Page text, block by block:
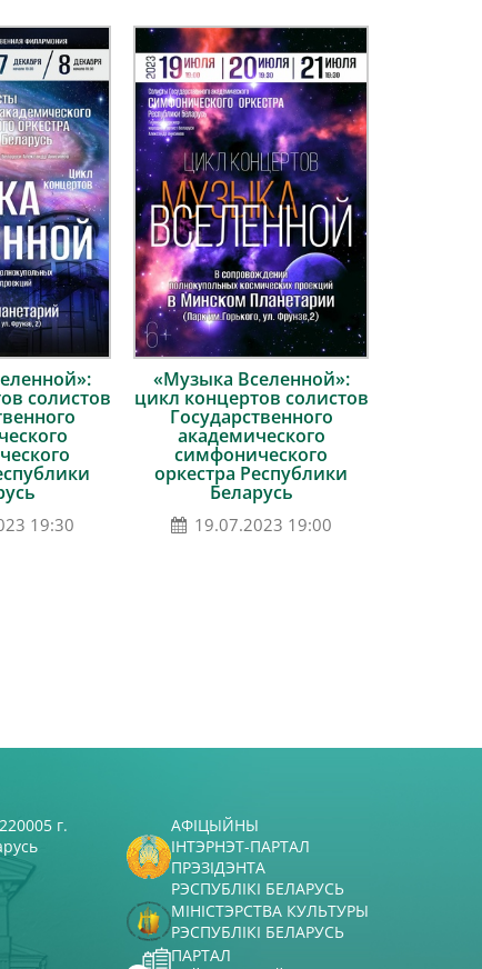
солистов
19:30
«Музыка Вселенной»:
цикл концертов солистов
Государственного
академического
симфонического
оркестра Республики
Беларусь
19.07.2023 19:00
г.
АФІЦЫЙНЫ
ІНТЭРНЭТ-ПАРТАЛ
ПРЭЗІДЭНТА
РЭСПУБЛІКІ БЕЛАРУСЬ
МІНІСТЭРСТВА КУЛЬТУРЫ
РЭСПУБЛІКІ БЕЛАРУСЬ
ПАРТАЛ